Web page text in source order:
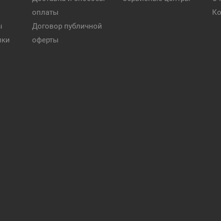
оплаты
Договор публичной
оферты